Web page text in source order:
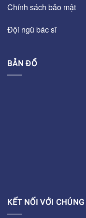
Chính sách bảo mật
Đội ngũ bác sĩ
BẢN ĐỒ
KẾT NỐI VỚI CHÚNG